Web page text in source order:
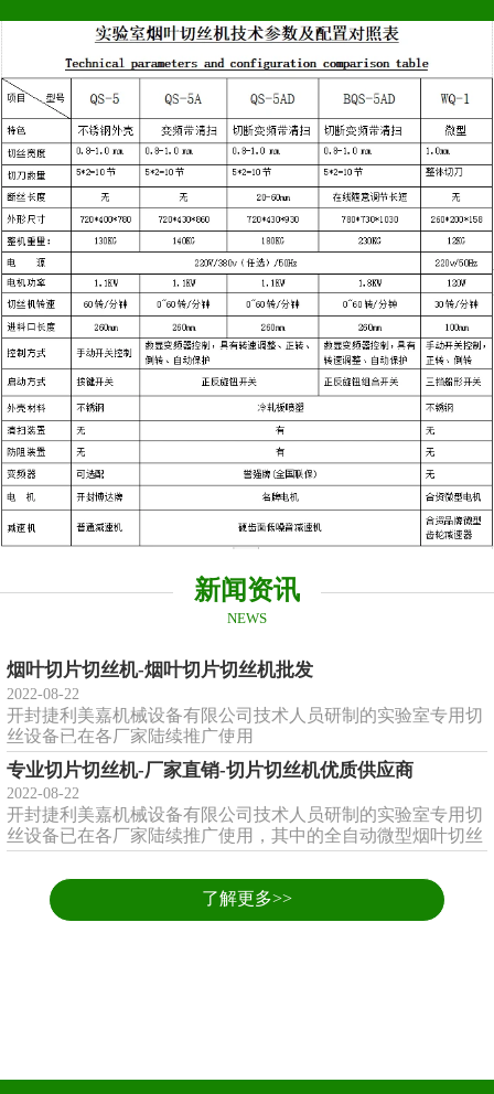
烟草企业配套使用，受到使用者的称赞和好评。
经批量生产。
开封捷利美嘉机械设备有限公司生产烟草薄片切（成）丝刀、剪切
式断丝刀、各种粉碎机配件质量稳定可靠，供货及时快捷，以质优价廉
的品质赢得众多用户的好评。
如果您有不时之需，只要您一个电话，我们就为您提供上门服务和
各种临时加工业务。
我们愿以优质的产品、低廉的价格、高效的服务广交各界朋友。欢
迎您到我厂考察指导工作。
KaiFengshi JieLi Equipment Factory is laboratory Special shredded
equipment、Tobacco machinery spare and accessory parts and Other tobacco
machinery and equipment Professional manufacturer，production
of Portable mini tobacco shredded machines 、Automatic mini tobacco
shredded machines 、Test samples tobacco shredded machines for the
tobacco industry Technology center or the laboratory 。
新闻资讯
NEWS
烟叶切片切丝机-烟叶切片切丝机批发
2022-08-22
开封捷利美嘉机械设备有限公司技术人员研制的实验室专用切
丝设备已在各厂家陆续推广使用
专业切片切丝机-厂家直销-切片切丝机优质供应商
2022-08-22
开封捷利美嘉机械设备有限公司技术人员研制的实验室专用切
丝设备已在各厂家陆续推广使用，其中的全自动微型烟叶切丝
机、
了解更多>>